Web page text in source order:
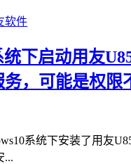
软件
下启动用友
，可能是权限
系统下安装了用友
...